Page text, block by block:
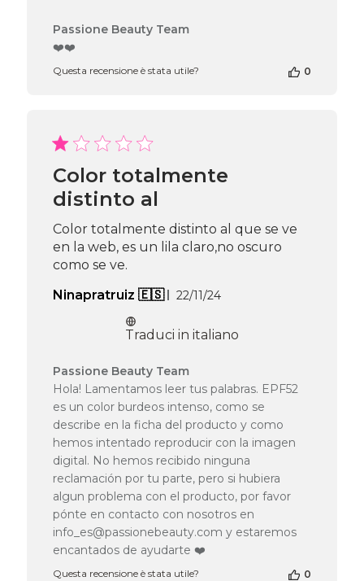
Commenti
del
Beauty
Team
Apr
16
Passione Beauty Team
❤️❤️
Questa recensione è stata utile? 0
Color totalmente
distinto al
Color totalmente distinto al que se ve
en la web, es un lila claro,no oscuro
como se ve.
Ninapratruiz 🇪🇸
Data
pubblicazione
22/11/24
Traduci in italiano
Commenti
del
proprietario
del
negozio
alla
recensione
di
Passione
Beauty
Team
del
Fri
Nov
Passione Beauty Team
Hola! Lamentamos leer tus palabras. EPF52
es un color burdeos intenso, como se
describe en la ficha del producto y como
hemos intentado reproducir con la imagen
digital. No hemos recibido ninguna
reclamación por tu parte, pero si hubiera
algun problema con el producto, por favor
pónte en contacto con nosotros en
info_es@passionebeauty.com y estaremos
encantados de ayudarte ❤️
Questa recensione è stata utile? 0